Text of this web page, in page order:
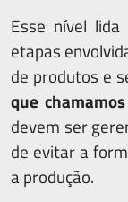
Esse nível
etapas
de produtos e
que
devem ser
de evitar a
a produção.